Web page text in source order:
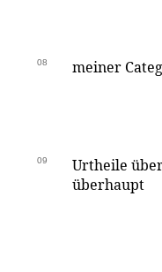
08 meiner
09
Urtheile
überhaupt